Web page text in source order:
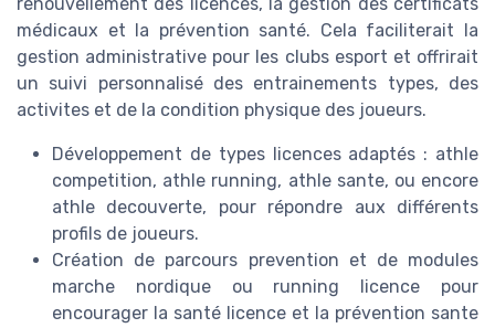
médicaux et la prévention santé. Cela faciliterait la
gestion administrative pour les clubs esport et offrirait
un suivi personnalisé des entrainements types, des
activites et de la condition physique des joueurs.
Développement de types licences adaptés : athle
competition, athle running, athle sante, ou encore
athle decouverte, pour répondre aux différents
profils de joueurs.
Création de parcours prevention et de modules
marche nordique ou running licence pour
encourager la santé licence et la prévention sante